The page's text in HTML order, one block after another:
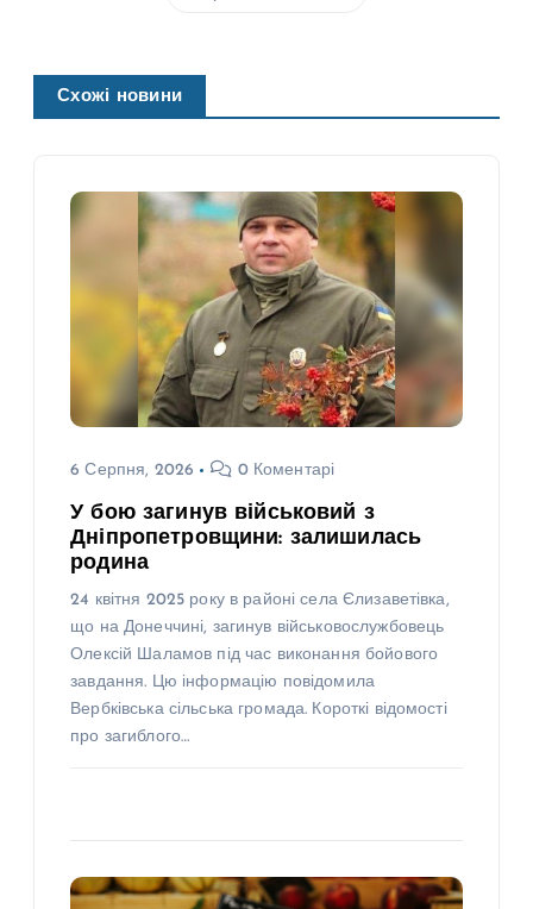
Схожі новини
6 Серпня, 2026 0 Коментарі
У бою загинув військовий з
Дніпропетровщини: залишилась
родина
24 квітня 2025 року в районі села Єлизаветівка,
що на Донеччині, загинув військовослужбовець
Олексій Шаламов під час виконання бойового
завдання. Цю інформацію повідомила
Вербківська сільська громада. Короткі відомості
про загиблого…